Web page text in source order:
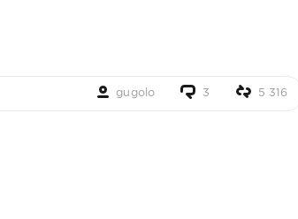
gugolo 3 5 316